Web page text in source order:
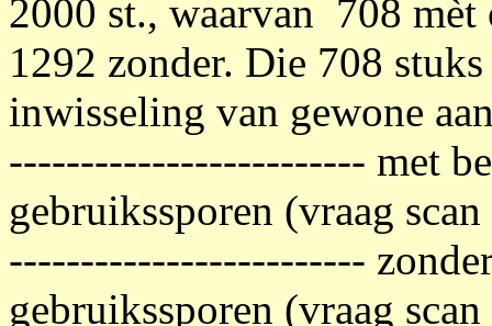
2000 st., waarvan 708 mèt
1292 zonder. Die 708
inwisseling van gewone
------------------------- met
gebruikssporen (vraag
-------------------------
gebruikssporen (vraag